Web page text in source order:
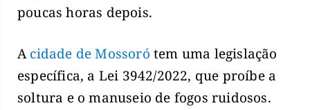
poucas horas depois.
Acidade de Mossoró tem uma legislação
específica, a Lei 3942/2022, que proíbe a
soltura e o manuseio de fogos ruidosos.